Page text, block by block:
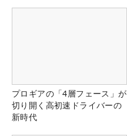
プロギアの「4層フェース」が
切り開く高初速ドライバーの
新時代